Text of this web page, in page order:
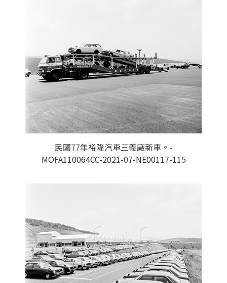
民國77年裕隆汽車三義廠新車。-
MOFA110064CC-2021-07-NE00117-115